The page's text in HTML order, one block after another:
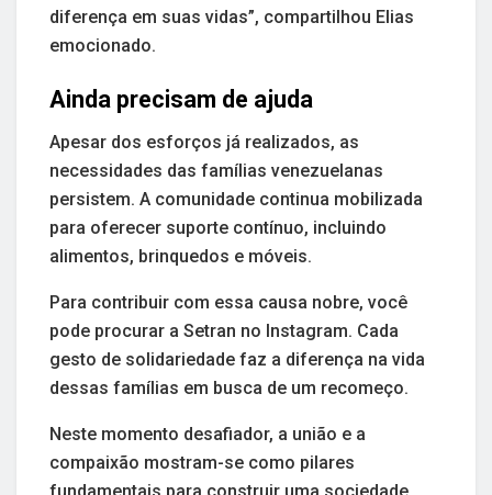
diferença em suas vidas”, compartilhou Elias
emocionado.
Ainda precisam de ajuda
Apesar dos esforços já realizados, as
necessidades das famílias venezuelanas
persistem. A comunidade continua mobilizada
para oferecer suporte contínuo, incluindo
alimentos, brinquedos e móveis.
Para contribuir com essa causa nobre, você
pode procurar a Setran no Instagram. Cada
gesto de solidariedade faz a diferença na vida
dessas famílias em busca de um recomeço.
Neste momento desafiador, a união e a
compaixão mostram-se como pilares